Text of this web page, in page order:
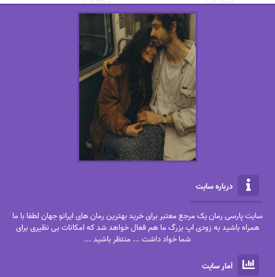
درباره سایت
سایت پارسی رمان یک مرجع معتبر برای خرید بهترین رمان های ایرانو جهان لطفا با ما
همراه باشید به زودی اپ بزرگ ما هم فعال خواهد شد که امکانات بی نظیری برای
شما خواد داشت ... منتظر باشید ...
آمار سایت